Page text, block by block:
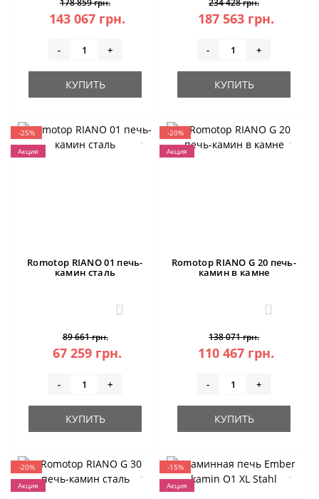
178 859 грн.
143 067 грн.
- +
КУПИТЬ
234 428 грн.
187 563 грн.
- +
КУПИТЬ
-25%
Акция
Romotop RIANO 01 печь-
камин сталь
3
89 661 грн.
67 259 грн.
- +
КУПИТЬ
-20%
Акция
Romotop RIANO G 20 печь-
камин в камне
3
138 071 грн.
110 467 грн.
- +
КУПИТЬ
-20%
Акция
-15%
Акция